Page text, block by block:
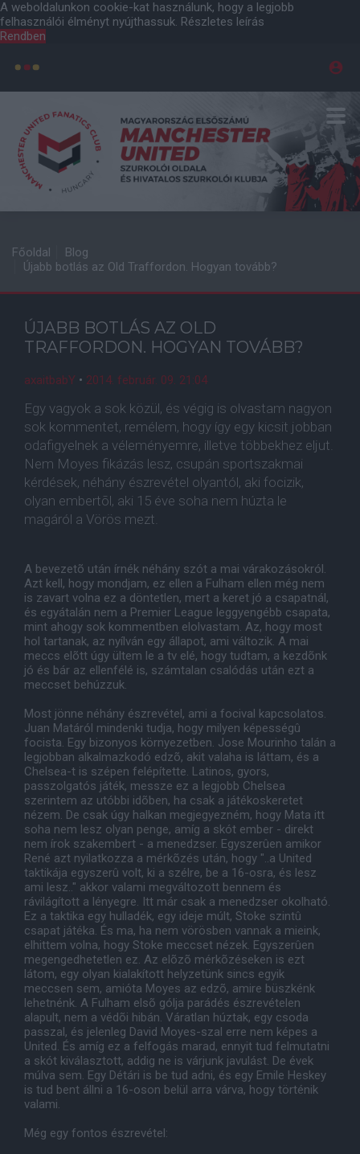
A weboldalunkon cookie-kat használunk, hogy a legjobb
felhasználói élményt nyújthassuk. Részletes leírás
Rendben
Főoldal
Blog
Újabb botlás az Old Traffordon. Hogyan tovább?
ÚJABB BOTLÁS AZ OLD
TRAFFORDON. HOGYAN TOVÁBB?
axaitbabY • 2014. február. 09. 21:04
Egy vagyok a sok közül, és végig is olvastam nagyon
sok kommentet, remélem, hogy így egy kicsit jobban
odafigyelnek a véleményemre, illetve többekhez eljut.
Nem Moyes fikázás lesz, csupán sportszakmai
kérdések, néhány észrevétel olyantól, aki focizik,
olyan embertõl, aki 15 éve soha nem húzta le
magáról a Vörös mezt.
A bevezetõ után írnék néhány szót a mai várakozásokról.
Azt kell, hogy mondjam, ez ellen a Fulham ellen még nem
is zavart volna ez a döntetlen, mert a keret jó a csapatnál,
és egyátalán nem a Premier League leggyengébb csapata,
mint ahogy sok kommentben elolvastam. Az, hogy most
hol tartanak, az nyílván egy állapot, ami változik. A mai
meccs elõtt úgy ültem le a tv elé, hogy tudtam, a kezdõnk
jó és bár az ellenfélé is, számtalan csalódás után ezt a
meccset behúzzuk.
Most jönne néhány észrevétel, ami a focival kapcsolatos.
Juan Matáról mindenki tudja, hogy milyen képességû
focista. Egy bizonyos környezetben. Jose Mourinho talán a
legjobban alkalmazkodó edzõ, akit valaha is láttam, és a
Chelsea-t is szépen felépítette. Latinos, gyors,
passzolgatós játék, messze ez a legjobb Chelsea
szerintem az utóbbi idõben, ha csak a játékoskeretet
nézem. De csak úgy halkan megjegyezném, hogy Mata itt
soha nem lesz olyan penge, amíg a skót ember - direkt
nem írok szakembert - a menedzser. Egyszerûen amikor
René azt nyilatkozza a mérkõzés után, hogy "..a United
taktikája egyszerû volt, ki a szélre, be a 16-osra, és lesz
ami lesz.." akkor valami megváltozott bennem és
rávilágított a lényegre. Itt már csak a menedzser okolható.
Ez a taktika egy hulladék, egy ideje múlt, Stoke szintû
csapat játéka. És ma, ha nem vörösben vannak a mieink,
elhittem volna, hogy Stoke meccset nézek. Egyszerûen
megengedhetetlen ez. Az elõzõ mérkõzéseken is ezt
látom, egy olyan kialakított helyzetünk sincs egyik
meccsen sem, amióta Moyes az edzõ, amire büszkénk
lehetnénk. A Fulham elsõ gólja parádés észrevételen
alapult, nem a védõi hibán. Váratlan húztak, egy csoda
passzal, és jelenleg David Moyes-szal erre nem képes a
United. És amíg ez a felfogás marad, ennyit tud felmutatni
a skót kiválasztott, addig ne is várjunk javulást. De évek
múlva sem. Egy Détári is be tud adni, és egy Emile Heskey
is tud bent állni a 16-oson belül arra várva, hogy történik
valami.
Még egy fontos észrevétel: